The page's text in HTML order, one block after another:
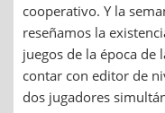
cooperativo. Y la
reseñamos la
juegos de la época de
contar con editor de
dos jugadores